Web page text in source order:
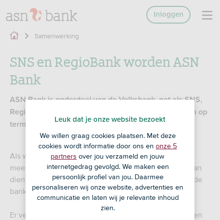
Inloggen
Samenwerking
SNS en RegioBank worden ASN
Bank
ASN Bank is onderdeel van de Volksbank, net als SNS,
RegioBank en BLG Wonen. Al deze bankmerken gaan op
termijn verder onder de naam ASN Bank.
Als we de krachten bundelen, kunnen we samen nog
meer impact maken. Bovendien kunnen we je beter van
dienst zijn als we de sterke punten van de verschillende
bankmerken met elkaar combineren.
Er verandert op dit moment niets voor jou. Je geldzaken
Leuk dat je onze website bezoekt
We willen graag cookies plaatsen. Met deze
cookies wordt informatie door ons en onze 5
partners over jou verzameld en jouw
internetgedrag gevolgd. We maken een
persoonlijk profiel van jou. Daarmee
personaliseren wij onze website, advertenties en
communicatie en laten wij je relevante inhoud
zien.